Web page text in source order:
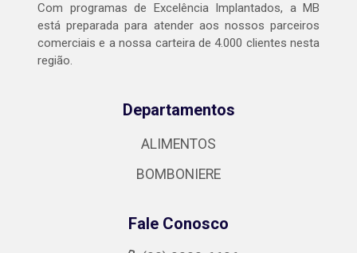
Com programas de Excelência Implantados, a MB
está preparada para atender aos nossos parceiros
comerciais e a nossa carteira de 4.000 clientes nesta
região.
Departamentos
ALIMENTOS
BOMBONIERE
Fale Conosco